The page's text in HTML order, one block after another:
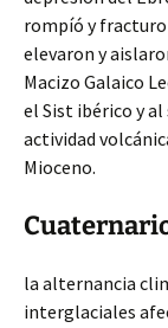
rompíó y fracturo
elevaron y
Macizo Galaico
el Sist ibérico y al
actividad
Mioceno.
la alternancia
interglaciales